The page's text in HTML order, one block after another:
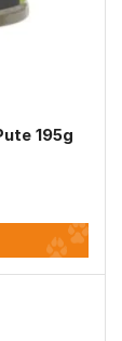
195g